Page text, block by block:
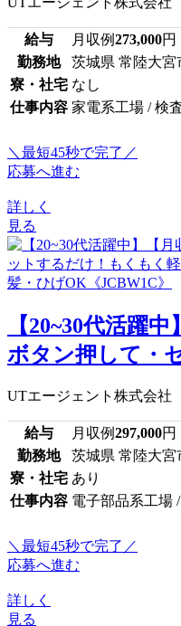
給与 月収例273,000円
勤務地
茨城県 常陸大宮
寮・社宅 なし
仕事内容 家電系工場 / 検
＼最短45秒で完了／
応募へ進む
詳しく
見る
【20~30代活躍
ボタン押して・
UTエージェント株式会社
給与 月収例297,000円
勤務地
茨城県 常陸大宮
寮・社宅 あり
仕事内容 電子部品系工場
＼最短45秒で完了／
応募へ進む
詳しく
見る